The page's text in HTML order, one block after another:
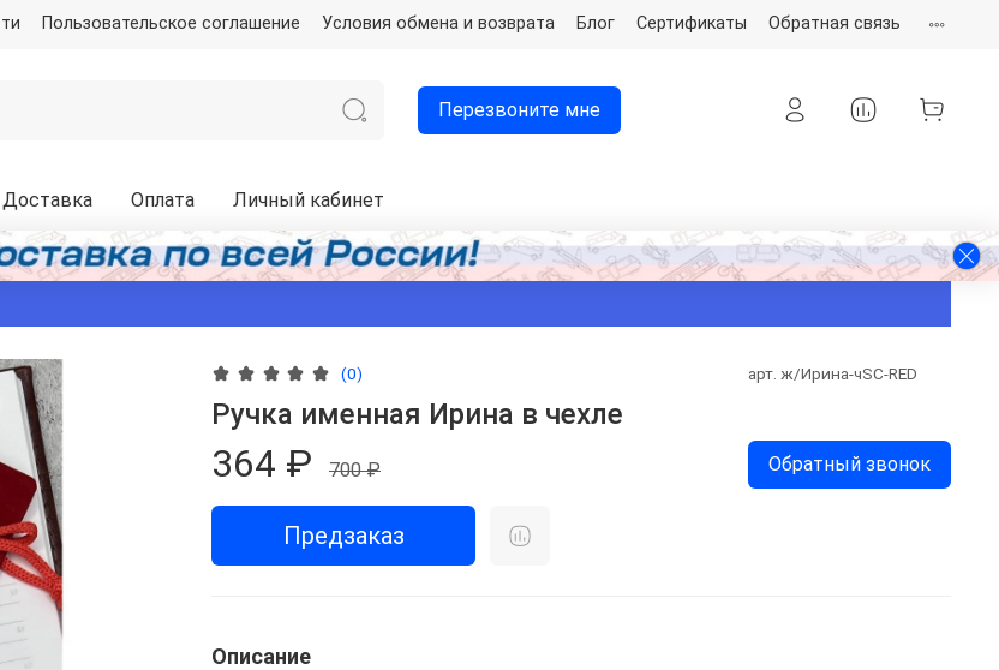
Пользовательское соглашение Условия обмена и возврата Блог Сертификаты Обратная связь
Перезвоните мне
Доставка Оплата Личный кабинет
(0) арт. ж/Ирина-чSC-RED
Ручка именная Ирина в чехле
364 ₽ 700 ₽ Обратный звонок
Предзаказ
Описание